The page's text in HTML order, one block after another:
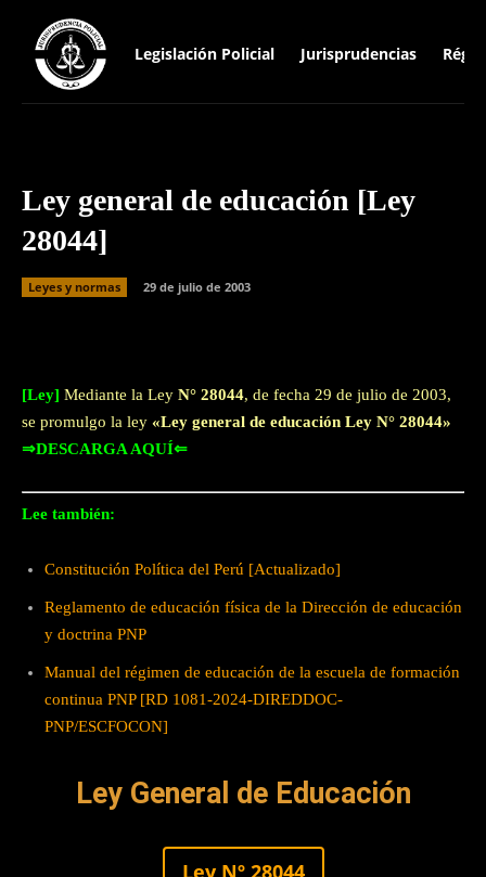
Legislación Policial Jurisprudencias
Ley general de educación [Ley
28044]
Leyes y normas
29 de julio de 2003
[Ley] Mediante la Ley N° 28044, de fecha 29 de julio de 2003,
se promulgo la ley «Ley general de educación Ley N° 28044»
⇒DESCARGA AQUÍ⇐
Lee también:
Constitución Política del Perú [Actualizado]
Reglamento de educación física de la Dirección de educación
y doctrina PNP
Manual del régimen de educación de la escuela de formación
continua PNP [RD 1081-2024-DIREDDOC-
PNP/ESCFOCON]
Ley General de Educación
Ley Nº 28044